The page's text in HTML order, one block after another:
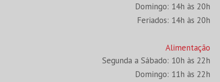
Domingo: 14h às 20h
Feriados: 14h às 20h
Alimentação
Segunda a Sábado: 10h às 22h
Domingo: 11h às 22h